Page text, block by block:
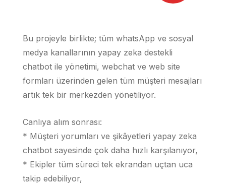
Bu projeyle birlikte; tüm whatsApp ve sosyal
medya kanallarının yapay zeka destekli
chatbot ile yönetimi, webchat ve web site
formları üzerinden gelen tüm müşteri mesajları
artık tek bir merkezden yönetiliyor.
Canlıya alım sonrası:
* Müşteri yorumları ve şikâyetleri yapay zeka
chatbot sayesinde çok daha hızlı karşılanıyor,
* Ekipler tüm süreci tek ekrandan uçtan uca
takip edebiliyor,